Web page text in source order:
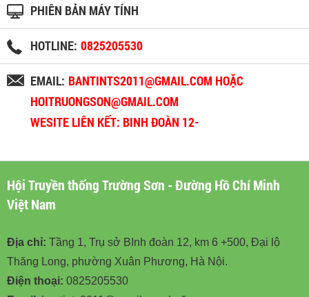
PHIÊN BẢN MÁY TÍNH
HOTLINE: 0825205530
EMAIL: BANTINTS2011@GMAIL.COM HOẶC
HOITRUONGSON@GMAIL.COM
WESITE LIÊN KẾT: BINH ĐOÀN 12-
Hội Truyền thống Trường Sơn - Đường Hồ Chí Minh
Việt Nam
Địa chỉ: Tầng 1, Trụ sở BInh đoàn 12, km 6 +500, Đại lộ
Thăng Long, phường Xuân Phương, Hà Nội.
Điện thoại: 0825205530